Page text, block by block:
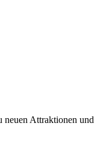
neuen Attraktionen und